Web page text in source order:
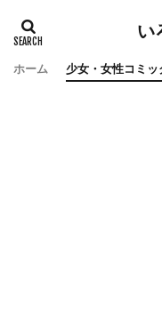
い
ホーム 少女・女性コミッ